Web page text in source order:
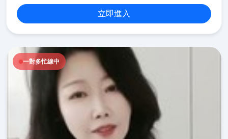
立即進入
一對多忙線中